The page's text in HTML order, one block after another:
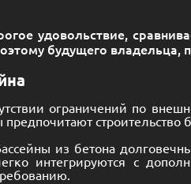
удовольствие,
будущего
ограничений по
строительство
из бетона
интегрируются с